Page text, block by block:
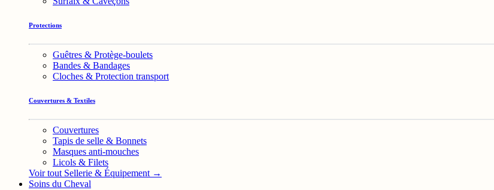
Protections
Guêtres & Protège-boulets
Bandes & Bandages
Cloches & Protection transport
Couvertures & Textiles
Couvertures
Tapis de selle & Bonnets
Masques anti-mouches
Licols & Filets
Voir tout Sellerie & Équipement →
Soins du Cheval